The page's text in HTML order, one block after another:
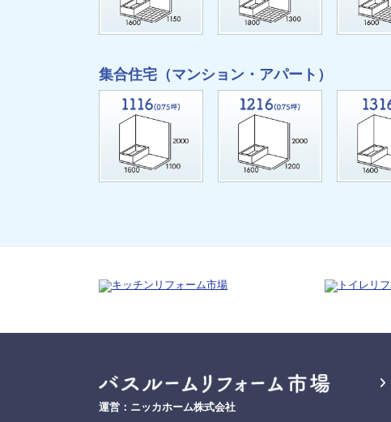
集合住宅（マンション・アパート）
運営：ニッカホーム株式会社